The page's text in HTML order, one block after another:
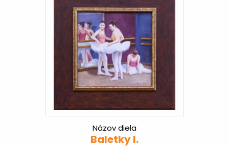
Názov diela
Baletky I.